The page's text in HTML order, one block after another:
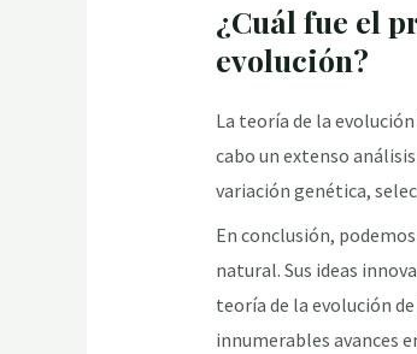
¿Cuál fue el
evolución?
La teoría de la
cabo un extenso
variación genética,
En conclusión,
natural. Sus ideas
teoría de la evolución
innumerables avances